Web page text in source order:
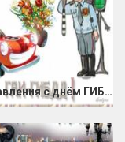
Поздравления с днём ГИБДД